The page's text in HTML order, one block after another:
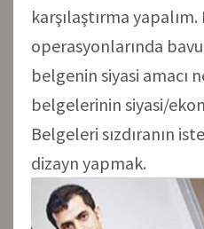
karşılaştırma
operasyonlarında
belgenin siyasi amacı
belgelerinin siyasi/
Belgeleri sızdıranın
dizayn yapmak.